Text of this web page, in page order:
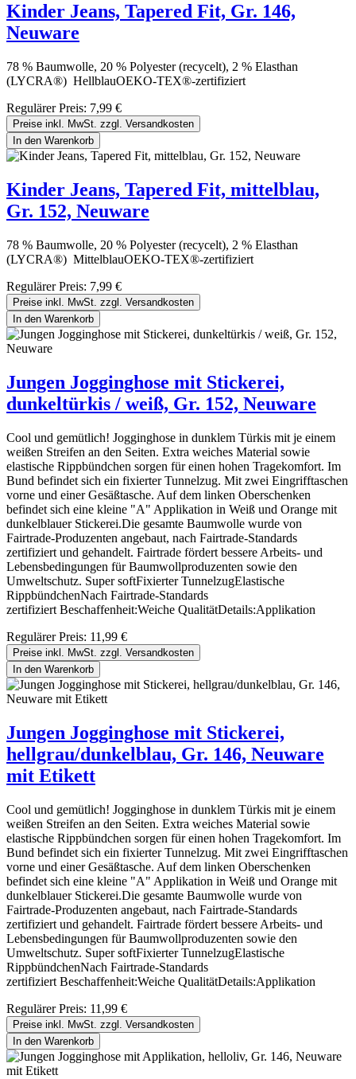
Kinder Jeans, Tapered Fit, Gr. 146,
Neuware
78 % Baumwolle, 20 % Polyester (recycelt), 2 % Elasthan
(LYCRA®) HellblauOEKO-TEX®-zertifiziert
Regulärer Preis: 7,99 €
Preise inkl. MwSt. zzgl. Versandkosten
In den Warenkorb
Kinder Jeans, Tapered Fit, mittelblau,
Gr. 152, Neuware
78 % Baumwolle, 20 % Polyester (recycelt), 2 % Elasthan
(LYCRA®) MittelblauOEKO-TEX®-zertifiziert
Regulärer Preis: 7,99 €
Preise inkl. MwSt. zzgl. Versandkosten
In den Warenkorb
Jungen Jogginghose mit Stickerei,
dunkeltürkis / weiß, Gr. 152, Neuware
Cool und gemütlich! Jogginghose in dunklem Türkis mit je einem
weißen Streifen an den Seiten. Extra weiches Material sowie
elastische Rippbündchen sorgen für einen hohen Tragekomfort. Im
Bund befindet sich ein fixierter Tunnelzug. Mit zwei Eingrifftaschen
vorne und einer Gesäßtasche. Auf dem linken Oberschenken
befindet sich eine kleine "A" Applikation in Weiß und Orange mit
dunkelblauer Stickerei.Die gesamte Baumwolle wurde von
Fairtrade-Produzenten angebaut, nach Fairtrade-Standards
zertifiziert und gehandelt. Fairtrade fördert bessere Arbeits- und
Lebensbedingungen für Baumwollproduzenten sowie den
Umweltschutz. Super softFixierter TunnelzugElastische
RippbündchenNach Fairtrade-Standards
zertifiziert Beschaffenheit:Weiche QualitätDetails:Applikation
Regulärer Preis: 11,99 €
Preise inkl. MwSt. zzgl. Versandkosten
In den Warenkorb
Jungen Jogginghose mit Stickerei,
hellgrau/dunkelblau, Gr. 146, Neuware
mit Etikett
Cool und gemütlich! Jogginghose in dunklem Türkis mit je einem
weißen Streifen an den Seiten. Extra weiches Material sowie
elastische Rippbündchen sorgen für einen hohen Tragekomfort. Im
Bund befindet sich ein fixierter Tunnelzug. Mit zwei Eingrifftaschen
vorne und einer Gesäßtasche. Auf dem linken Oberschenken
befindet sich eine kleine "A" Applikation in Weiß und Orange mit
dunkelblauer Stickerei.Die gesamte Baumwolle wurde von
Fairtrade-Produzenten angebaut, nach Fairtrade-Standards
zertifiziert und gehandelt. Fairtrade fördert bessere Arbeits- und
Lebensbedingungen für Baumwollproduzenten sowie den
Umweltschutz. Super softFixierter TunnelzugElastische
RippbündchenNach Fairtrade-Standards
zertifiziert Beschaffenheit:Weiche QualitätDetails:Applikation
Regulärer Preis: 11,99 €
Preise inkl. MwSt. zzgl. Versandkosten
In den Warenkorb